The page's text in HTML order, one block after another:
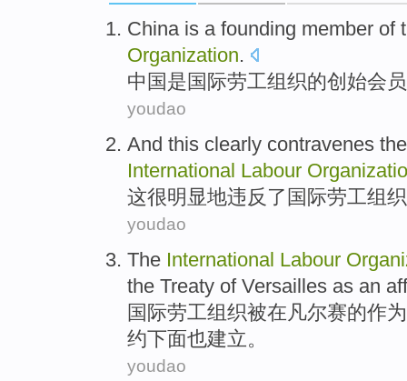
China is a founding member of
Organization.
中国 是 国际劳工组织的创始会
youdao
And this clearly contravenes
International Labour
这很明显地违反 了 国际劳工组织
youdao
The International Labour
the Treaty of Versailles as an
国际劳工组织被在 凡尔赛的作为
约下面也建立。
youdao